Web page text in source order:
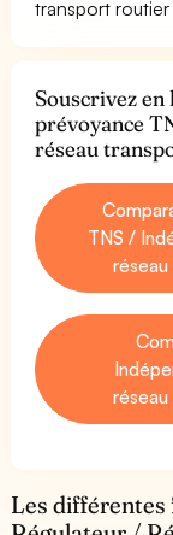
transport
Souscrivez en
prévoyance
réseau
TNS /
Les différentes